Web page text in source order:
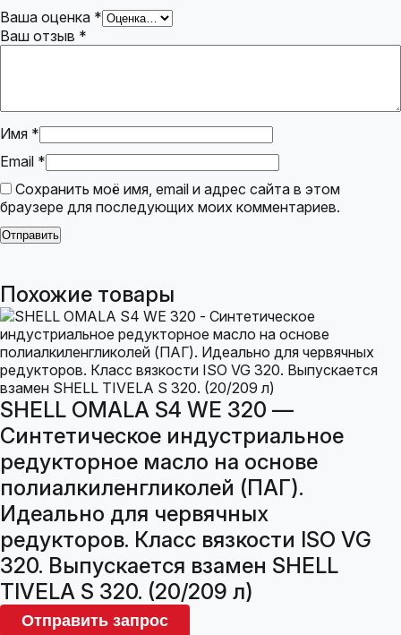
Ваша оценка *
Ваш отзыв *
Имя *
Email *
Сохранить моё имя, email и адрес сайта в этом
браузере для последующих моих комментариев.
Похожие товары
SHELL OMALA S4 WE 320 —
Синтетическое индустриальное
редукторное масло на основе
полиалкиленгликолей (ПАГ).
Идеально для червячных
редукторов. Класс вязкости ISO VG
320. Выпускается взамен SHELL
TIVELA S 320. (20/209 л)
Отправить запрос